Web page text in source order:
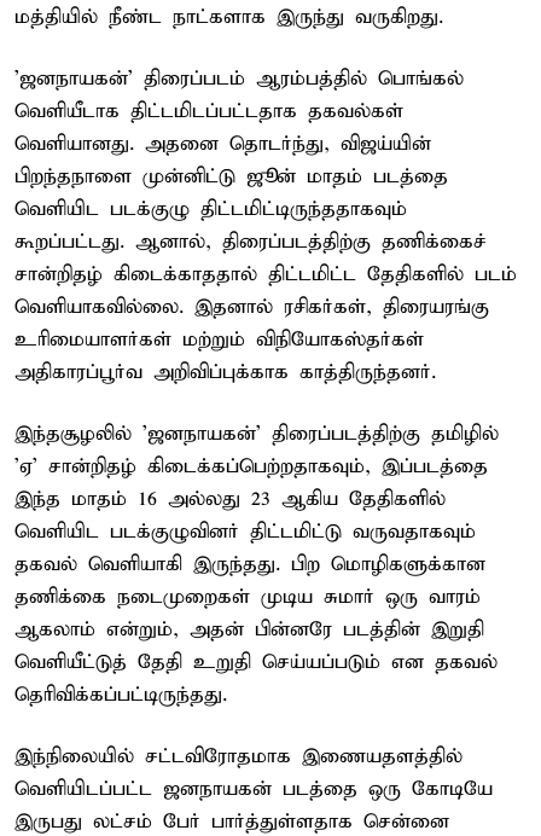
மத்தியில் நீண்ட நாட்களாக இருந்து வருகிறது.
'ஜனநாயகன்' திரைப்படம் ஆரம்பத்தில் பொங்கல்
வெளியீடாக திட்டமிடப்பட்டதாக தகவல்கள்
வெளியானது. அதனை தொடர்ந்து, விஜய்யின்
பிறந்தநாளை முன்னிட்டு ஜூன் மாதம் படத்தை
வெளியிட படக்குழு திட்டமிட்டிருந்ததாகவும்
கூறப்பட்டது. ஆனால், திரைப்படத்திற்கு தணிக்கைச்
சான்றிதழ் கிடைக்காததால் திட்டமிட்ட தேதிகளில் படம்
வெளியாகவில்லை. இதனால் ரசிகர்கள், திரையரங்கு
உரிமையாளர்கள் மற்றும் விநியோகஸ்தர்கள்
அதிகாரப்பூர்வ அறிவிப்புக்காக காத்திருந்தனர்.
இந்தசூழலில் 'ஜனநாயகன்' திரைப்படத்திற்கு தமிழில்
'ஏ' சான்றிதழ் கிடைக்கப்பெற்றதாகவும், இப்படத்தை
இந்த மாதம் 16 அல்லது 23 ஆகிய தேதிகளில்
வெளியிட படக்குழுவினர் திட்டமிட்டு வருவதாகவும்
தகவல் வெளியாகி இருந்தது. பிற மொழிகளுக்கான
தணிக்கை நடைமுறைகள் முடிய சுமார் ஒரு வாரம்
ஆகலாம் என்றும், அதன் பின்னரே படத்தின் இறுதி
வெளியீட்டுத் தேதி உறுதி செய்யப்படும் என தகவல்
தெரிவிக்கப்பட்டிருந்தது.
இந்நிலையில் சட்டவிரோதமாக இணையதளத்தில்
வெளியிடப்பட்ட ஜனநாயகன் படத்தை ஒரு கோடியே
இருபது லட்சம் பேர் பார்த்துள்ளதாக சென்னை